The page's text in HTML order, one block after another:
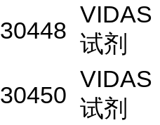
30448
VIDAS
试剂
30450
VIDAS
试剂